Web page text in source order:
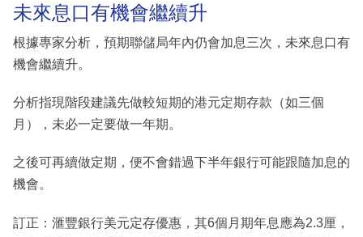
未來息口有機會繼續升
根據專家分析，預期聯儲局年內仍會加息三次，未來息口有
機會繼續升。
分析指現階段建議先做較短期的港元定期存款（如三個
月），未必一定要做一年期。
之後可再續做定期，便不會錯過下半年銀行可能跟隨加息的
機會。
訂正：滙豐銀行美元定存優惠，其6個月期年息應為2.3厘，